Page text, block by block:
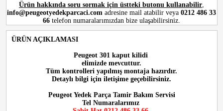
Ürün hakkında soru sormak için üstteki butonu kullanabilir
info@peugeotyedekparcaci.com adresine mail atabilir veya 0212 486 33
66 telefon numaralarımızdan bize ulaşabilirsiniz.
ÜRÜN AÇIKLAMASI
Peugeot 301 kaput kilidi
elimizde mevcuttur.
Tüm kontrolleri yapılmış montaja hazırdır.
Detaylı bilgi için iletişime geçebilirsiniz.
Peugeot Yedek Parça Tamir Bakım Servisi
Tel Numaralarımız